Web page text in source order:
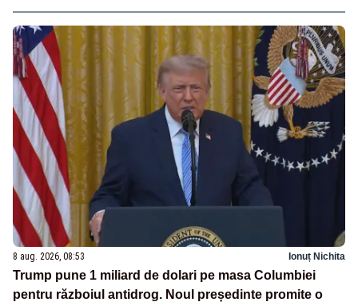
8 aug. 2026, 08:53 Ionuț Nichita
Trump pune 1 miliard de dolari pe masa Columbiei
pentru războiul antidrog. Noul președinte promite o